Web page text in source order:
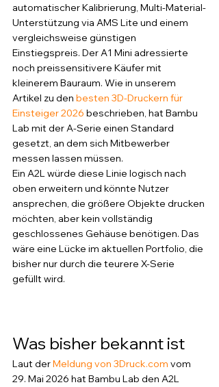
automatischer Kalibrierung, Multi-Material-
Unterstützung via AMS Lite und einem
vergleichsweise günstigen
Einstiegspreis. Der A1 Mini adressierte
noch preissensitivere Käufer mit
kleinerem Bauraum. Wie in unserem
Artikel zu den besten 3D-Druckern für
Einsteiger 2026 beschrieben, hat Bambu
Lab mit der A-Serie einen Standard
gesetzt, an dem sich Mitbewerber
messen lassen müssen.
Ein A2L würde diese Linie logisch nach
oben erweitern und könnte Nutzer
ansprechen, die größere Objekte drucken
möchten, aber kein vollständig
geschlossenes Gehäuse benötigen. Das
wäre eine Lücke im aktuellen Portfolio, die
bisher nur durch die teurere X-Serie
gefüllt wird.
Was bisher bekannt ist
Laut der Meldung von 3Druck.com vom
29. Mai 2026 hat Bambu Lab den A2L